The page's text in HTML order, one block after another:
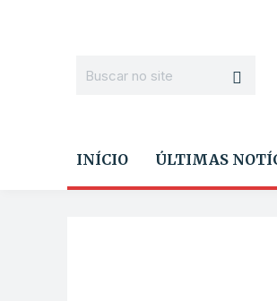
INÍCIO ÚLTIMAS